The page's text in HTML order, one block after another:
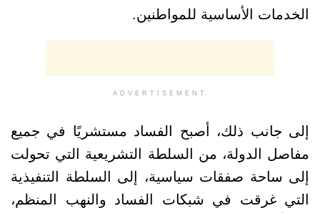
الخدمات الأساسية للمواطنين.
ADVERTISEMENT
إلى جانب ذلك، أصبح الفساد مستشريًا في جميع
مفاصل الدولة، من السلطة التشريعية التي تحولت
إلى ساحة صفقات سياسية، إلى السلطة التنفيذية
التي غرقت في شبكات الفساد والنهب المنظم،